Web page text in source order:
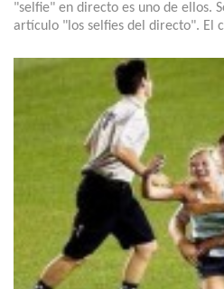
"selfie" en directo es uno de ellos.
artículo "los selfies del directo". El